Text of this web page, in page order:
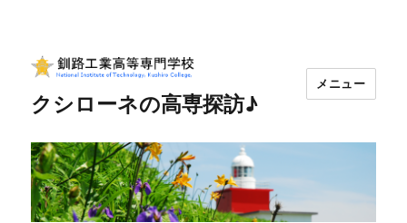
クシローネの高専探訪♪
メニュー